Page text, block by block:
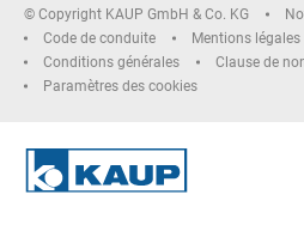
© Copyright KAUP GmbH & Co. KG
Code de conduite
Mentions légales
Conditions générales
Clause de
Paramètres des cookies